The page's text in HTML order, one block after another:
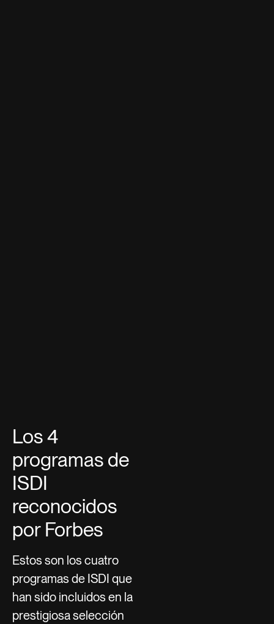
Los 4
programas de
ISDI
reconocidos
por Forbes
Estos son los cuatro
programas de ISDI que
han sido incluidos en la
prestigiosa selección